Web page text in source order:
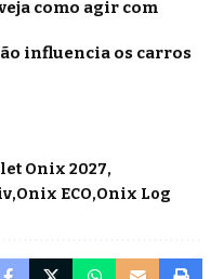
como agir com
influencia os carros
Onix 2027
Onix ECO Onix Log